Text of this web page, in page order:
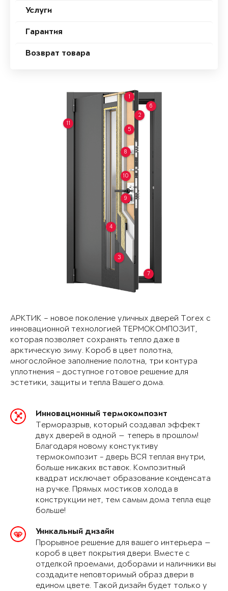
Услуги
Гарантия
Возврат товара
1
2
3
4
5
6
7
8
9
10
11
АРКТИК – новое поколение уличных дверей Torex с
инновационной технологией ТЕРМОКОМПОЗИТ,
которая позволяет сохранять тепло даже в
арктическую зиму. Короб в цвет полотна,
многослойное заполнение полотна, три контура
уплотнения – доступное готовое решение для
эстетики, защиты и тепла Вашего дома.
Инновационный термокомпозит
Терморазрыв, который создавал эффект
двух дверей в одной — теперь в прошлом!
Благодаря новому констуктиву
термокомпозит - дверь ВСЯ теплая внутри,
больше никаких вставок. Композитный
квадрат исключает образование конденсата
на ручке. Прямых мостиков холода в
конструкции нет, тем самым дома тепла еще
больше!
Уникальный дизайн
Прорывное решение для вашего интерьера —
короб в цвет покрытия двери. Вместе с
отделкой проемами, доборами и наличники вы
создадите неповторимый образ двери в
едином цвете. Такой дизайн будет только у